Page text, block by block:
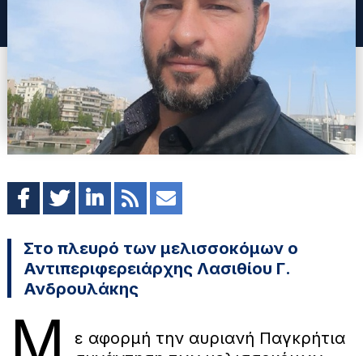
Στο πλευρό των μελισσοκόμων ο
Αντιπεριφερειάρχης Λασιθίου Γ.
Ανδρουλάκης
ε αφορμή την αυριανή Παγκρήτια